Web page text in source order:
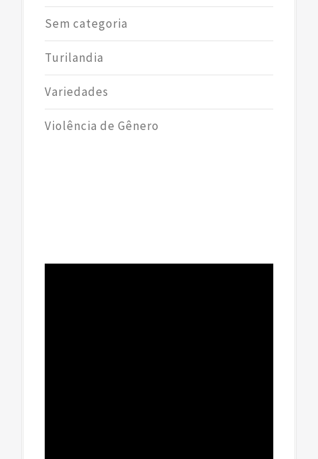
Sem categoria
Turilandia
Variedades
Violência de Gênero